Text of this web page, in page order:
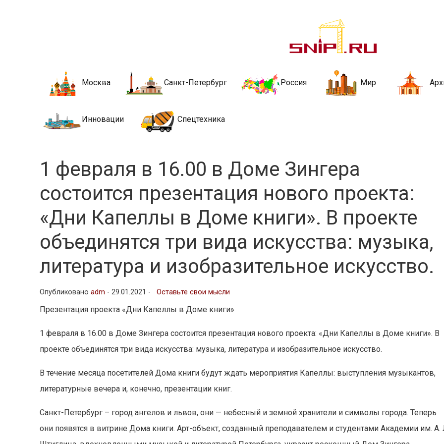
Новости строительства и
стройкой рубрики
Москва Санкт-Петербург Россия Мир
Инновации Спецтехника
1 февраля в 16.00 в Доме Зингера
состоится презентация нового проекта:
«Дни Капеллы в Доме книги». В проекте
объединятся три вида искусства: музыка,
литература и изобразительное искусство.
Опубликованоadm -29.01.2021 - Оставьте свои мысли
Презентация проекта «Дни Капеллы в Доме книги»
1 февраля в 16.00 в Доме Зингера состоится презентация нового проекта: «Дни Капеллы в Доме книги». В
проекте объединятся три вида искусства: музыка, литература и изобразительное искусство.
В течение месяца посетителей Дома книги будут ждать мероприятия Капеллы: выступления музыкантов,
литературные вечера и, конечно, презентации книг.
Санкт-Петербург – город ангелов и львов, они — небесный и земной хранители и символы города. Теперь
они появятся в витрине Дома книги. Арт-объект, созданный преподавателем и студентами Академии им. А.